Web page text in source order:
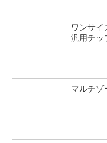
ワンサ
汎用チッ
マルチゾ